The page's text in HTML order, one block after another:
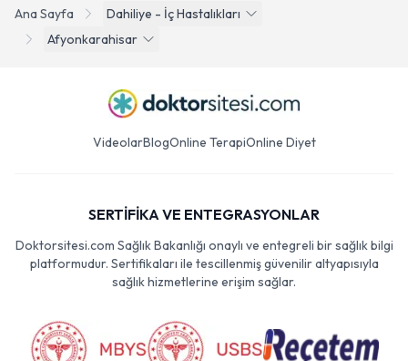
Ana Sayfa
Dahiliye - İç Hastalıkları
Afyonkarahisar
VideolarBlogOnline TerapiOnline Diyet
SERTİFİKA VE ENTEGRASYONLAR
Doktorsitesi.com Sağlık Bakanlığı onaylı ve entegreli bir sağlık bilgi
platformudur. Sertifikaları ile tescillenmiş güvenilir altyapısıyla
sağlık hizmetlerine erişim sağlar.